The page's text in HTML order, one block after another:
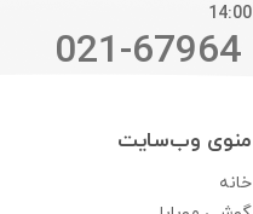
14:00
021-67964
منوی وب‌سایت
خانه